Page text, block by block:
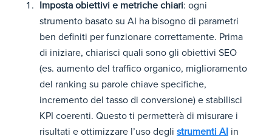
Imposta obiettivi e metriche chiari: ogni
strumento basato su AI ha bisogno di parametri
ben definiti per funzionare correttamente. Prima
di iniziare, chiarisci quali sono gli obiettivi SEO
(es. aumento del traffico organico, miglioramento
del ranking su parole chiave specifiche,
incremento del tasso di conversione) e stabilisci
KPI coerenti. Questo ti permetterà di misurare i
risultati e ottimizzare l’uso degli strumenti AI in